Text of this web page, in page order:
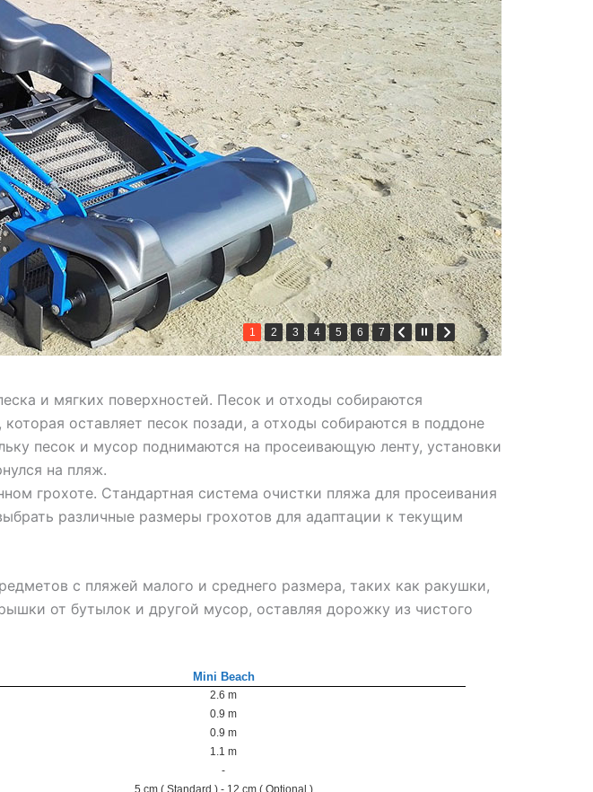
1 2 3 4 5 6 7
и мягких поверхностей. Песок и отходы собираются
оставляет песок позади, а отходы собираются в поддоне
песок и мусор поднимаются на просеивающую ленту, установки
на пляж.
грохоте. Стандартная система очистки пляжа для просеивания
различные размеры грохотов для адаптации к текущим
с пляжей малого и среднего размера, таких как ракушки,
от бутылок и другой мусор, оставляя дорожку из чистого
Mini Beach
2.6 m
0.9 m
0.9 m
1.1 m
-
5 cm ( Standard ) - 12 cm ( Optional )